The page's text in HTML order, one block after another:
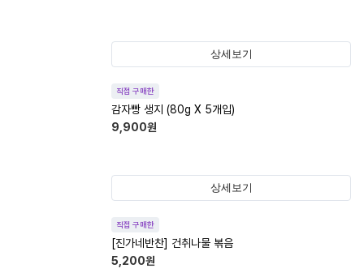
상세보기
직접 구매한
감자빵 생지 (80g X 5개입)
9,900원
상세보기
직접 구매한
[진가네반찬] 건취나물 볶음
5,200원